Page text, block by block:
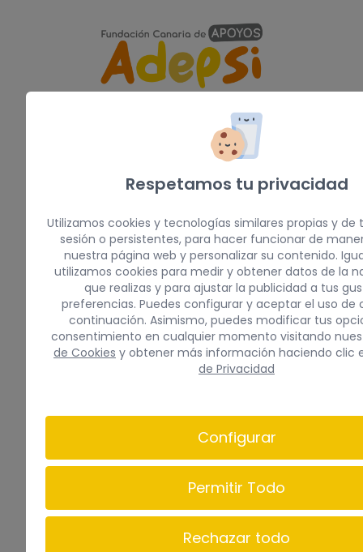
Nuestras redes:
Conócenos
Qué hacemos
Respetamos tu privacidad
Utilizamos cookies y tecnologías similares propias y de
sesión o persistentes, para hacer funcionar de
nuestra página web y personalizar su contenido.
utilizamos cookies para medir y obtener datos de la
que realizas y para ajustar la publicidad a tus
preferencias. Puedes configurar y aceptar el uso de
continuación. Asimismo, puedes modificar tus
consentimiento en cualquier momento visitando
de Cookies y obtener más información haciendo clic
de Privacidad
Configurar
Permitir Todo
Rechazar todo